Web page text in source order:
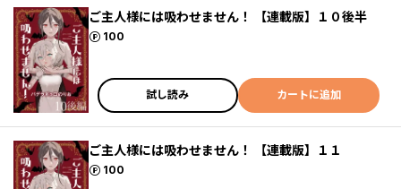
ご主人様には吸わせません！ 【連載版】１０後半
100
ポイント
試し読み カートに追加
ご主人様には吸わせません！ 【連載版】１１
100
ポイント